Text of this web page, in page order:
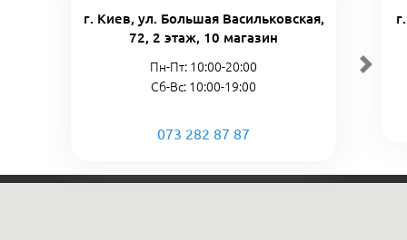
г. Киев, ул. Большая Васильковская,
72, 2 этаж, 10 магазин
Пн-Пт: 10:00-20:00
Сб-Вс: 10:00-19:00
073 282 87 87